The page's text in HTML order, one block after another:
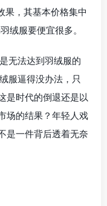
果，其基本价格集中
绒服要便宜很多。
无法达到羽绒服的
服逼得没办法，只
是时代的倒退还是以
场的结果？年轻人戏
是一件背后透着无奈